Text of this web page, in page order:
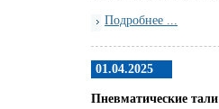
Подробнее ...
01.04.2025
Пневматические тали